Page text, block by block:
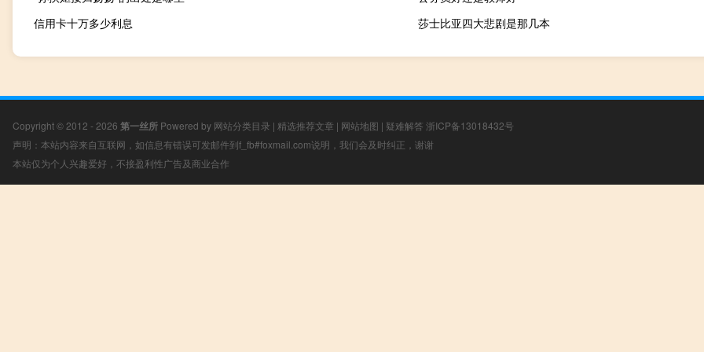
信用卡十万多少利息
莎士比亚四大悲剧是那几本
Copyright © 2012 - 2026 第一丝所 Powered by 网站分类目录 | 精选推荐文章 | 网站地图 | 疑难解答 浙ICP备13018432号
声明：本站内容来自互联网，如信息有错误可发邮件到f_fb#foxmail.com说明，我们会及时纠正，谢谢
本站仅为个人兴趣爱好，不接盈利性广告及商业合作